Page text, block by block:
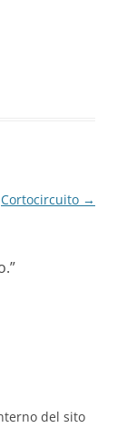
Cortocircuito →
”
del sito